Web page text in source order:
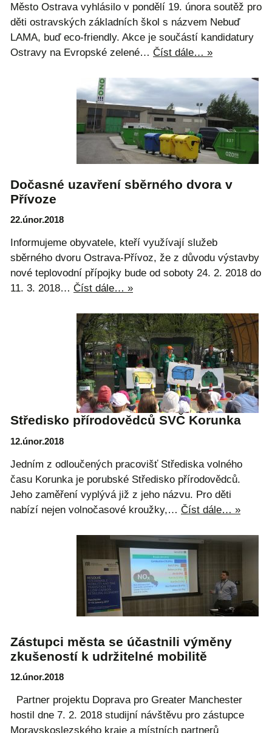
Město Ostrava vyhlásilo v pondělí 19. února soutěž pro
děti ostravských základních škol s názvem Nebuď
LAMA, buď eco-friendly. Akce je součástí kandidatury
Ostravy na Evropské zelené… Číst dále… »
Dočasné uzavření sběrného dvora v
Přívoze
22.únor.2018
Informujeme obyvatele, kteří využívají služeb
sběrného dvoru Ostrava-Přívoz, že z důvodu výstavby
nové teplovodní přípojky bude od soboty 24. 2. 2018 do
11. 3. 2018… Číst dále… »
Středisko přírodovědců SVČ Korunka
12.únor.2018
Jedním z odloučených pracovišť Střediska volného
času Korunka je porubské Středisko přírodovědců.
Jeho zaměření vyplývá již z jeho názvu. Pro děti
nabízí nejen volnočasové kroužky,… Číst dále… »
Zástupci města se účastnili výměny
zkušeností k udržitelné mobilitě
12.únor.2018
Partner projektu Doprava pro Greater Manchester
hostil dne 7. 2. 2018 studijní návštěvu pro zástupce
Moravskoslezského kraje a místních partnerů